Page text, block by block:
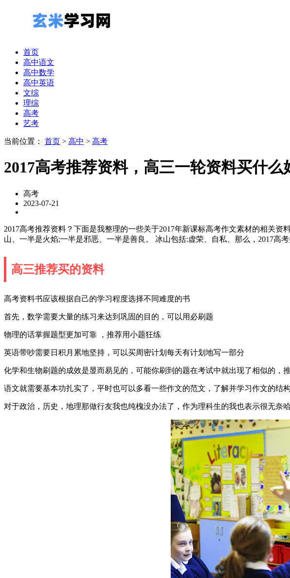
首页
高中语文
高中数学
高中英语
文综
理综
高考
艺考
当前位置： 首页 > 高中 > 高考
2017高考推荐资料，高三一轮资料买什么
高考
2023-07-21
2017高考推荐资料？下面是我整理的一些关于2017年新课标高考作文素材的相关
山、一半是火焰;一半是邪恶、一半是善良。 冰山包括:虚荣、自私、那么，2017高
高三推荐买的资料
高考资料书应该根据自己的学习程度选择不同难度的书
首先，数学需要大量的练习来达到巩固的目的，可以用必刷题
物理的话掌握题型更加可靠 ，推荐用小题狂练
英语带吵需要日积月累地坚持，可以买周密计划每天有计划地写一部分
化学和生物刷题的成效是显而易见的，可能你刷到的题在考试中就出现了相似的，
语文就需要基本功扎实了，平时也可以多看一些作文的范文，了解并学习作文的结
对于政治，历史，地理那做行友我也纯槐没办法了，作为理科生的我也表示很无奈